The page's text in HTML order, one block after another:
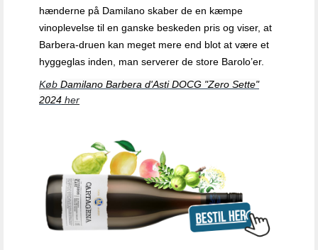
hænderne på Damilano skaber de en kæmpe
vinoplevelse til en ganske beskeden pris og viser, at
Barbera-druen kan meget mere end blot at være et
hyggeglas inden, man serverer de store Barolo’er.
Køb Damilano Barbera d'Asti DOCG "Zero Sette"
2024 her